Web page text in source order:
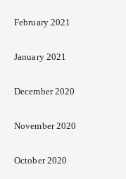
February 2021
January 2021
December 2020
November 2020
October 2020